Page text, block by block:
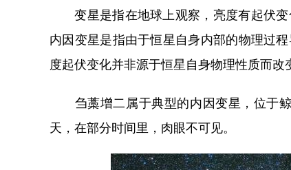
变星是指在地球上观察，亮度有起伏变
内因变星是指由于恒星自身内部的物理过
度起伏变化并非源于恒星自身物理性质而改
刍藁增二属于典型的内因变星，位于鲸
天，在部分时间里，肉眼不可见。